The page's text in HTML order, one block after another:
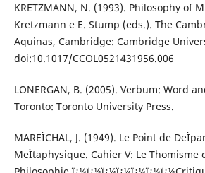
KRETZMANN, N. (1993). Philosophy of
Kretzmann e E. Stump (eds.). The
Aquinas, Cambridge: Cambridge
doi:10.1017/CCOL0521431956.006
LONERGAN, B. (2005). Verbum: Word
Toronto: Toronto University Press.
MAREÌCHAL, J. (1949). Le Point de
MeÌtaphysique. Cahier V: Le Thomisme